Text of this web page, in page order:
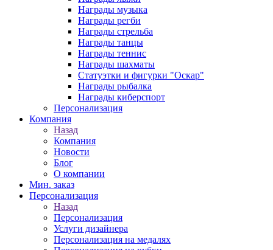
Награды музыка
Награды регби
Награды стрельба
Награды танцы
Награды теннис
Награды шахматы
Статуэтки и фигурки "Оскар"
Награды рыбалка
Награды киберспорт
Персонализация
Компания
Назад
Компания
Новости
Блог
О компании
Мин. заказ
Персонализация
Назад
Персонализация
Услуги дизайнера
Персонализация на медалях